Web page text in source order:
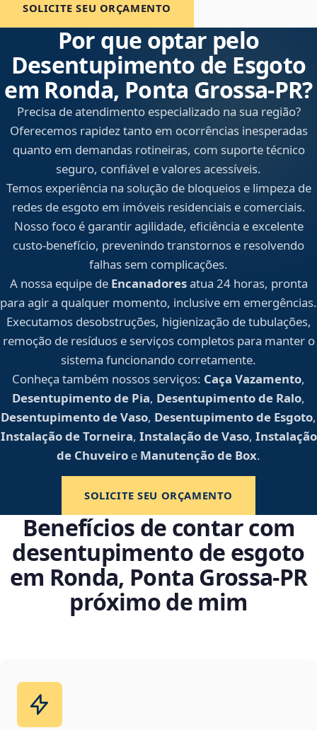
SOLICITE SEU ORÇAMENTO
Por que optar pelo
Desentupimento de Esgoto
em Ronda, Ponta Grossa‑PR?
Precisa de atendimento especializado na sua região?
Oferecemos rapidez tanto em ocorrências inesperadas
quanto em demandas rotineiras, com suporte técnico
seguro, confiável e valores acessíveis.
Temos experiência na solução de bloqueios e limpeza de
redes de esgoto em imóveis residenciais e comerciais.
Nosso foco é garantir agilidade, eficiência e excelente
custo-benefício, prevenindo transtornos e resolvendo
falhas sem complicações.
A nossa equipe de Encanadoresatua 24 horas, pronta
para agir a qualquer momento, inclusive em emergências.
Executamos desobstruções, higienização de tubulações,
remoção de resíduos e serviços completos para manter o
sistema funcionando corretamente.
Conheça também nossos serviços: Caça Vazamento,
Desentupimento de Pia, Desentupimento de Ralo,
Desentupimento de Vaso, Desentupimento de Esgoto,
Instalação de Torneira, Instalação de Vaso, Instalação
de Chuveiro e Manutenção de Box.
SOLICITE SEU ORÇAMENTO
Benefícios de contar com
desentupimento de esgoto
em Ronda, Ponta Grossa‑PR
próximo de mim